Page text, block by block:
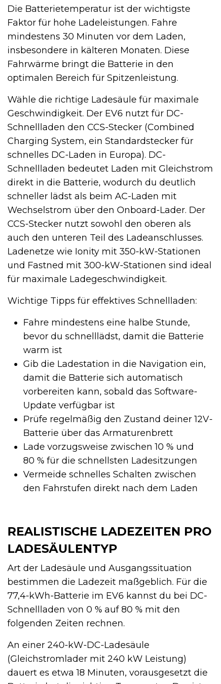
Die Batterietemperatur ist der wichtigste
Faktor für hohe Ladeleistungen. Fahre
mindestens 30 Minuten vor dem Laden,
insbesondere in kälteren Monaten. Diese
Fahrwärme bringt die Batterie in den
optimalen Bereich für Spitzenleistung.
Wähle die richtige Ladesäule für maximale
Geschwindigkeit. Der EV6 nutzt für DC-
Schnellladen den CCS-Stecker (Combined
Charging System, ein Standardstecker für
schnelles DC-Laden in Europa). DC-
Schnellladen bedeutet Laden mit Gleichstrom
direkt in die Batterie, wodurch du deutlich
schneller lädst als beim AC-Laden mit
Wechselstrom über den Onboard-Lader. Der
CCS-Stecker nutzt sowohl den oberen als
auch den unteren Teil des Ladeanschlusses.
Ladenetze wie Ionity mit 350-kW-Stationen
und Fastned mit 300-kW-Stationen sind ideal
für maximale Ladegeschwindigkeit.
Wichtige Tipps für effektives Schnellladen:
Fahre mindestens eine halbe Stunde,
bevor du schnelllädst, damit die Batterie
warm ist
Gib die Ladestation in die Navigation ein,
damit die Batterie sich automatisch
vorbereiten kann, sobald das Software-
Update verfügbar ist
Prüfe regelmäßig den Zustand deiner 12V-
Batterie über das Armaturenbrett
Lade vorzugsweise zwischen 10 % und
80 % für die schnellsten Ladesitzungen
Vermeide schnelles Schalten zwischen
den Fahrstufen direkt nach dem Laden
REALISTISCHE LADEZEITEN PRO
LADESÄULENTYP
Art der Ladesäule und Ausgangssituation
bestimmen die Ladezeit maßgeblich. Für die
77,4-kWh-Batterie im EV6 kannst du bei DC-
Schnellladen von 0 % auf 80 % mit den
folgenden Zeiten rechnen.
An einer 240-kW-DC-Ladesäule
(Gleichstromlader mit 240 kW Leistung)
dauert es etwa 18 Minuten, vorausgesetzt die